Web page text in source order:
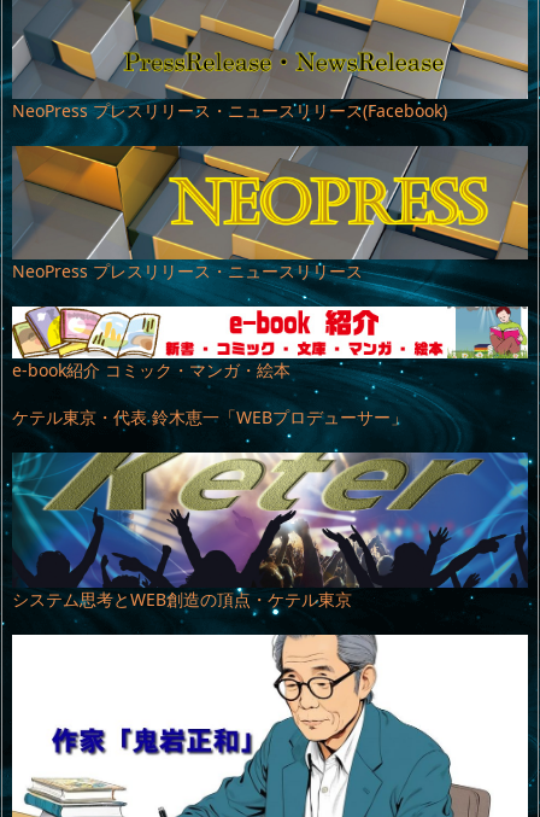
NeoPress プレスリリース・ニュースリリース(Facebook)
NeoPress プレスリリース・ニュースリリース
e-book紹介 コミック・マンガ・絵本
ケテル東京・代表 鈴木恵一「WEBプロデューサー」
システム思考とWEB創造の頂点・ケテル東京